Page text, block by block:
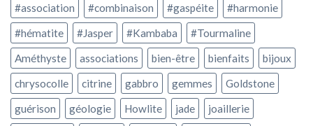
#association #combinaison #gaspéite
#harmonie
#hématite
#Jasper #Kambaba
#Tourmaline
Améthyste
associations bien-être bienfaits
bijoux
chrysocolle
citrine gabbro gemmes
Goldstone
guérison
géologie Howlite jade
joaillerie